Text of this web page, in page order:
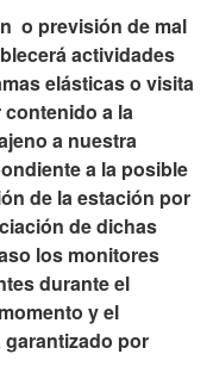
o previsión de mal
actividades
elásticas o visita
contenido a la
a nuestra
a la posible
de la estación por
de dichas
los monitores
durante el
y el
por